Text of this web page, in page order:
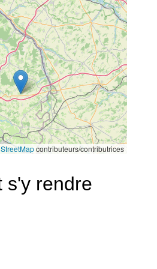
contributeurs/contributrices
s'y rendre